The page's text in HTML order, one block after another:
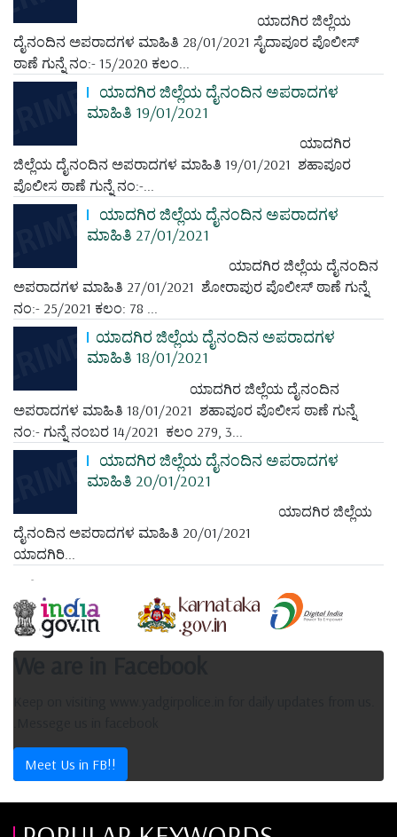
ಯಾದಗಿರ ಜಿಲ್ಲೆಯ
ದೈನಂದಿನ ಅಪರಾದಗಳ ಮಾಹಿತಿ 28/01/2021 ಸೈದಾಪೂರ ಪೊಲೀಸ್
ಠಾಣೆ ಗುನ್ನೆ ನಂ:- 15/2020 ಕಲಂ...
ಯಾದಗಿರ ಜಿಲ್ಲೆಯ ದೈನಂದಿನ ಅಪರಾದಗಳ
ಮಾಹಿತಿ 19/01/2021
ಯಾದಗಿರ
ಜಿಲ್ಲೆಯ ದೈನಂದಿನ ಅಪರಾದಗಳ ಮಾಹಿತಿ 19/01/2021 ಶಹಾಪೂರ
ಪೊಲೀಸ ಠಾಣೆ ಗುನ್ನೆ ನಂ:-...
ಯಾದಗಿರ ಜಿಲ್ಲೆಯ ದೈನಂದಿನ ಅಪರಾದಗಳ
ಮಾಹಿತಿ 27/01/2021
ಯಾದಗಿರ ಜಿಲ್ಲೆಯ ದೈನಂದಿನ
ಅಪರಾದಗಳ ಮಾಹಿತಿ 27/01/2021 ಶೋರಾಪುರ ಪೊಲೀಸ್ ಠಾಣೆ ಗುನ್ನೆ
ನಂ:- 25/2021 ಕಲಂ: 78 ...
ಯಾದಗಿರ ಜಿಲ್ಲೆಯ ದೈನಂದಿನ ಅಪರಾದಗಳ
ಮಾಹಿತಿ 18/01/2021
ಯಾದಗಿರ ಜಿಲ್ಲೆಯ ದೈನಂದಿನ
ಅಪರಾದಗಳ ಮಾಹಿತಿ 18/01/2021 ಶಹಾಪೂರ ಪೊಲೀಸ ಠಾಣೆ ಗುನ್ನೆ
ನಂ:- ಗುನ್ನೆ ನಂಬರ 14/2021 ಕಲಂ 279, 3...
ಯಾದಗಿರ ಜಿಲ್ಲೆಯ ದೈನಂದಿನ ಅಪರಾದಗಳ
ಮಾಹಿತಿ 20/01/2021
ಯಾದಗಿರ ಜಿಲ್ಲೆಯ
ದೈನಂದಿನ ಅಪರಾದಗಳ ಮಾಹಿತಿ 20/01/2021
ಯಾದಗಿರಿ...
Meet Us in FB!!